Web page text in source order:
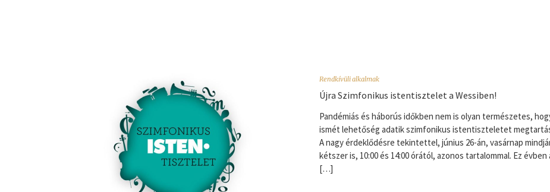
Rendkívüli alkalmak
Újra Szimfonikus istentisztelet a Wessiben!
Pandémiás és háborús időkben nem is olyan természetes,
ismét lehetőség adatik szimfonikus istentiszteletet
A nagy érdeklődésre tekintettel, június 26-án, vasárnap
kétszer is, 10:00 és 14:00 órától, azonos tartalommal. Ez évben
[…]